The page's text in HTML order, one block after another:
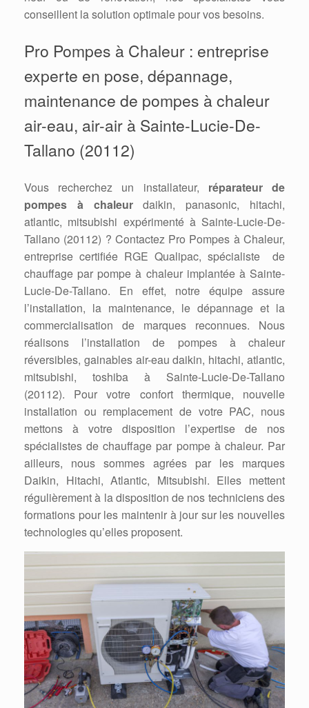
conseillent la solution optimale pour vos besoins.
Pro Pompes à Chaleur : entreprise
experte en pose, dépannage,
maintenance de pompes à chaleur
air-eau, air-air à Sainte-Lucie-De-
Tallano (20112)
Vous recherchez un installateur, réparateur de
pompes à chaleurdaikin, panasonic, hitachi,
atlantic, mitsubishi expérimenté à Sainte-Lucie-De-
Tallano (20112) ? Contactez Pro Pompes à Chaleur,
entreprise certifiée RGE Qualipac, spécialiste de
chauffage par pompe à chaleur implantée à Sainte-
Lucie-De-Tallano. En effet, notre équipe assure
l’installation, la maintenance, le dépannage et la
commercialisation de marques reconnues. Nous
réalisons l’installation de pompes à chaleur
réversibles, gainables air-eau daikin, hitachi, atlantic,
mitsubishi, toshiba à Sainte-Lucie-De-Tallano
(20112). Pour votre confort thermique, nouvelle
installation ou remplacement de votre PAC, nous
mettons à votre disposition l’expertise de nos
spécialistes de chauffage par pompe à chaleur. Par
ailleurs, nous sommes agrées par les marques
Daikin, Hitachi, Atlantic, Mitsubishi. Elles mettent
régulièrement à la disposition de nos techniciens des
formations pour les maintenir à jour sur les nouvelles
technologies qu’elles proposent.